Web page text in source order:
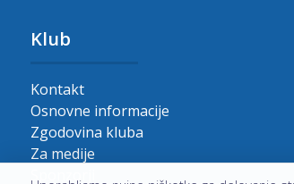
Klub
Kontakt
Osnovne informacije
Zgodovina kluba
Za medije